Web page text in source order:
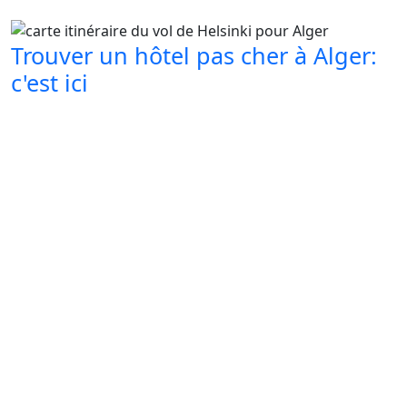
Trouver un hôtel pas cher à Alger:
c'est ici